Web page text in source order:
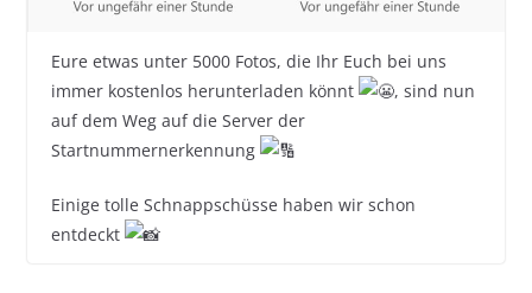
Eure etwas unter 5000 Fotos, die Ihr Euch bei uns
immer kostenlos herunterladen könnt
, sind nun
auf dem Weg auf die Server der
Startnummernerkennung
Einige tolle Schnappschüsse haben wir schon
entdeckt